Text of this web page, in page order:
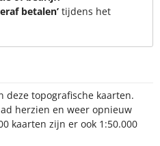
betalen’ tijdens het
deze topografische kaarten.
herzien en weer opnieuw
kaarten zijn er ook 1:50.000